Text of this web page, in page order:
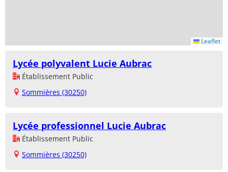
Leaflet
Lycée polyvalent Lucie Aubrac
Établissement Public
Sommières (30250)
Lycée professionnel Lucie Aubrac
Établissement Public
Sommières (30250)